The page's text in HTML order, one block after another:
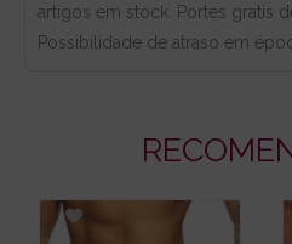
artigos em stock. Portes gratis
Possibilidade de atraso em